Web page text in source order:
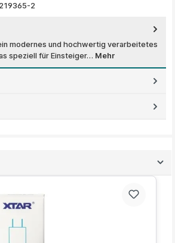
2
modernes und hochwertig verarbeitetes
speziell für Einsteiger… Mehr